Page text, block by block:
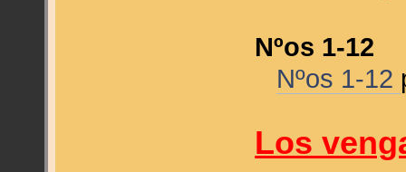
Nºos 1-12
Nºos 1-12
Los